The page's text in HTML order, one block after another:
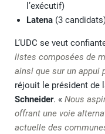
l’exécutif)
Latena (3
L’UDC se veut
listes composées de
ainsi que sur un appui
réjouit le président de
Schneider. « Nous
offrant une voie
actuelle des